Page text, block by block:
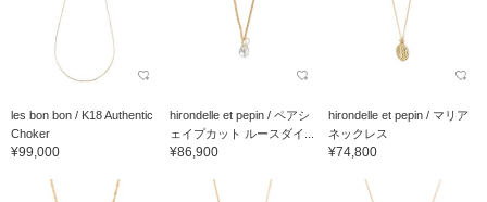
les bon bon / K18 Authentic
Choker
¥99,000
hirondelle et pepin / ペアシ
ェイプカット ルースダイ...
¥86,900
hirondelle et pepin / マリア
ネックレス
¥74,800